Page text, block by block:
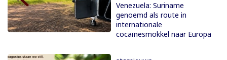
Venezuela: Suriname
genoemd als route in
internationale
cocaïnesmokkel naar Europa